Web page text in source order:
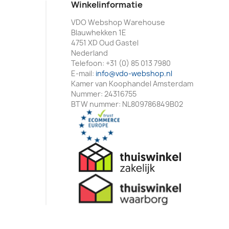
Winkelinformatie
VDO Webshop Warehouse
Blauwhekken 1E
4751 XD Oud Gastel
Nederland
Telefoon: +31 (0) 85 013 7980
E-mail: info@vdo-webshop.nl
Kamer van Koophandel Amsterdam
Nummer: 24316755
BTW nummer: NL809786849B02